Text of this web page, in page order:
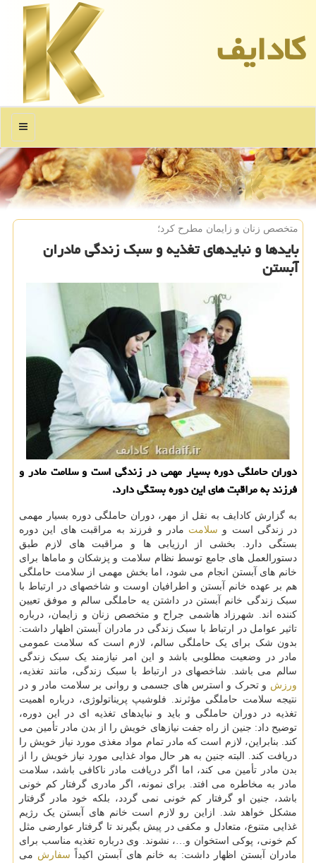
كادایف
منو
متخصص زنان و زایمان مطرح كرد؛
بایدها و نبایدهای تغذیه و سبک زندگی مادران
آبستن
دوران حاملگی دوره بسیار مهمی در زندگی است و سلامت مادر و
فرزند به مراقبت های این دوره بستگی دارد.
به گزارش کادایف به نقل از مهر، دوران حاملگی دوره بسیار مهمی
در زندگی است و سلامت مادر و فرزند به مراقبت های این دوره
بستگی دارد. بخشی از ارزیابی ها و مراقبت های لازم طبق
دستورالعمل های جامع توسط نظام سلامت و پزشکان و ماماها برای
خانم های آبستن انجام می شود، اما بخش مهمی از سلامت حاملگی
هم بر عهده خانم آبستن و اطرافیان اوست و شاخصهای در ارتباط با
سبک زندگی خانم آبستن در داشتن یه حاملگی سالم و موفق تعیین
کننده اند. شهرزاد هاشمی جراح و متخصص زنان و زایمان، درباره
تاثیر عوامل در ارتباط با سبک زندگی در مادران آبستن اظهار داشت:
بدون شک برای یک حاملگی سالم، لازم است که سلامت عمومی
مادر در وضعیت مطلوبی باشد و این امر نیازمند یک سبک زندگی
سالم می باشد. شاخصهای در ارتباط با سبک زندگی، مانند تغذیه،
ورزش و تحرک و استرس های جسمی و روانی بر سلامت مادر و در
نتیجه سلامت حاملگی مؤثرند. فلوشیپ پریناتولوژی، درباره اهمیت
تغذیه در دوران حاملگی و باید و نبایدهای تغذیه ای در این دوره،
توضیح داد: جنین از راه جفت نیازهای خویش را از بدن مادر تأمین می
کند. بنابراین، لازم است که مادر تمام مواد مغذی مورد نیاز خویش را
دریافت کند. البته جنین به هر حال مواد غذایی مورد نیاز خویش را از
بدن مادر تأمین می کند، اما اگر دریافت مادر ناکافی باشد، سلامت
مادر به مخاطره می افتد. برای نمونه، اگر مادری گرفتار کم خونی
باشد، جنین او گرفتار کم خونی نمی گردد، بلکه خود مادر گرفتار
مشکل خواهد شد. ازاین رو لازم است خانم های آبستن یک رژیم
غذایی متنوع، متعادل و مکفی در پیش بگیرند تا گرفتار عوارضی مثل
کم خونی، پوکی استخوان و…، نشوند. وی درباره تغذیه مناسب برای
مادران آبستن اظهار داشت: به خانم های آبستن اکیداً سفارش می